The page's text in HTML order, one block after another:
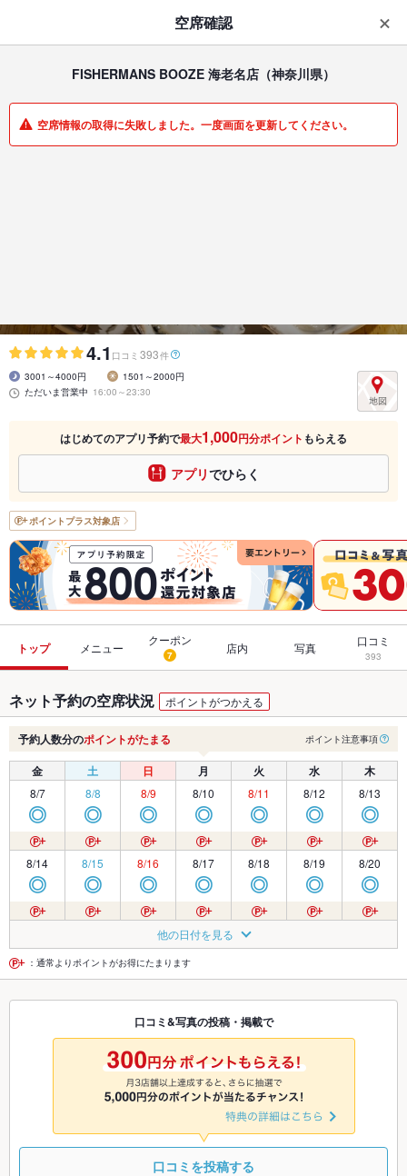
はじめてのアプリ予約で最大1,000円分ポイントもらえる
ダウンロード アプリで開く
一覧 マイメニュー
4.1 口コミ 393件
3001～4000円
1501～2000円
ただいま営業中 16:00～23:30
はじめてのアプリ予約で最大1,000円分ポイント もらえる
アプリでひらく
ポイントプラス対象店
トップ メニュー
クーポン
7 店内 写真 口コミ
393
ネット予約の空席状況 ポイントがつかえる
予約人数分のポイントがたまる ポイント注意事項
金 土 日 月 火 水 木
8/7
◎
8/8
◎
8/9
◎
8/10
◎
8/11
◎
8/12
◎
8/13
◎
8/14
◎
8/15
◎
8/16
◎
8/17
◎
8/18
◎
8/19
◎
8/20
◎
◎ ◎
8/23
◎
8/24
◎
8/25
◎ ◎ ◎
8/28 8/29 8/30
◎
8/31
◎
9/1
◎
9/2 9/3
9/6
◎
9/7
◎
9/8
◎
他の日付を見る
：通常よりポイントがお得にたまります
口コミ&写真の投稿・掲載で
口コミを投稿する
空席確認
FISHERMANS BOOZE 海老名店 （神奈川県）
空席情報の取得に失敗しました。一度画面を更新してください。